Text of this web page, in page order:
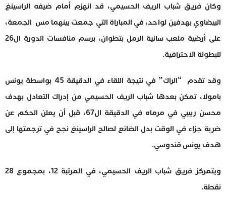
وكان فريق شباب الريف الحسيمي، قد انهزم أمام ضيفه الراسينغ
البيضاوي بهدفين لواحد، في المباراة التي جمعت بينهما مس الجمعة،
على أرضية ملعب سانية الرمل بتطوان، برسم منافسات الدورة ال26
للبطولة الاحترافية.
وقد تقدم “الراك” في نتيجة اللقاء في الدقيقة 45 بواسطة يونس
بامولا، تمكن بعدها شباب الريف الحسيمي من إدراك التعادل بهدف
محسن ربيبي في مرماه في الدقيقة ال67، قبل أن يعلن الحكم عن
ضربة جزاء في الوقت بدل الضائع لصالح الراسينغ نجح في ترجمتها إلى
هدف يونس قندوسي.
ويتمركز فريق شباب الريف الحسيمي، في المرتبة 12، بمجموع 28
نقطة.